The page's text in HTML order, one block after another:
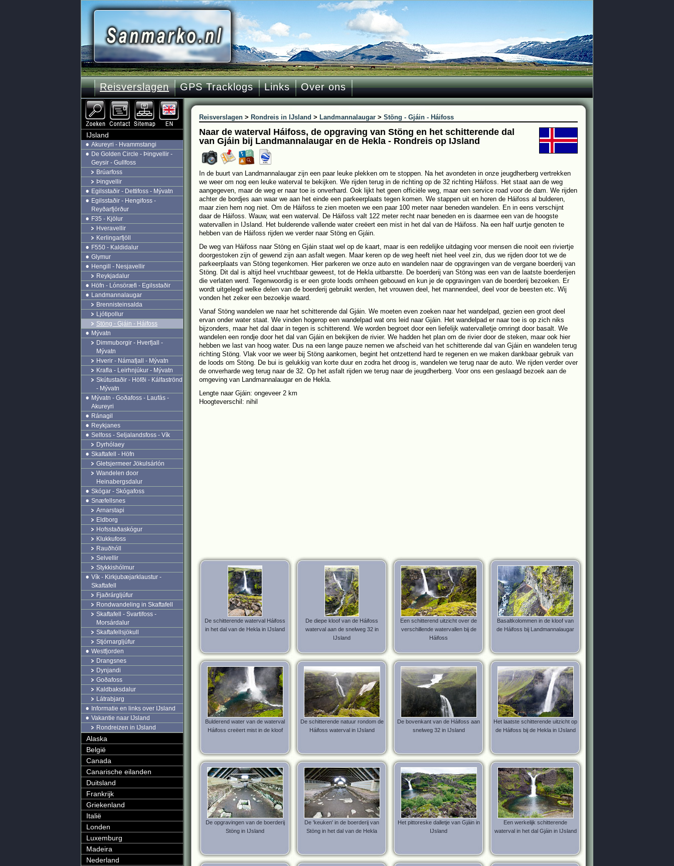
Reisverslagen GPS Tracklogs Links Over ons
Reisverslagen > Rondreis in IJsland > Landmannalaugar > Stöng - Gjáin - Háifoss
Naar de waterval Háifoss, de opgraving van Stöng en het schitterende dal
van Gjáin bij Landmannalaugar en de Hekla - Rondreis op IJsland
In de buurt van Landmannalaugar zijn een paar leuke plekken om te stoppen. Na het avondeten in onze jeugdherberg vertrekken
we weer om nog een leuke waterval te bekijken. We rijden terug in de richting op de 32 richting Háifoss. Het staat aan de weg
aangegeven, maar de weg er naar toe is onverhard. Ook lijkt het geen officiële weg, maar een service road voor de dam. We rijden
achter de bordjes aan waar we aan het einde een parkeerplaats tegen komen. We stappen uit en horen de Háifoss al bulderen,
maar zien hem nog niet. Om de Háifoss te zien moeten we een paar 100 meter naar beneden wandelen. En in eens verschijnt
daar de Háifoss. Wauw, wat een waterval. De Háifoss valt 122 meter recht naar beneden en is daarmee een van de hoogste
watervallen in IJsland. Het bulderende vallende water creëert een mist in het dal van de Háifoss. Na een half uurtje genoten te
hebben van de Háifoss rijden we verder naar Stöng en Gjáin.
De weg van Háifoss naar Stöng en Gjáin staat wel op de kaart, maar is een redelijke uitdaging voor mensen die nooit een riviertje
doorgestoken zijn of gewend zijn aan asfalt wegen. Maar keren op de weg heeft niet heel veel zin, dus we rijden door tot we de
parkeerplaats van Stöng tegenkomen. Hier parkeren we onze auto en wandelen naar de opgravingen van de vergane boerderij van
Stöng. Dit dal is altijd heel vruchtbaar geweest, tot de Hekla uitbarstte. De boerderij van Stöng was een van de laatste boerderijen
die verlaten werd. Tegenwoordig is er een grote loods omheen gebouwd en kun je de opgravingen van de boerderij bezoeken. Er
wordt uitgelegd welke delen van de boerderij gebruikt werden, het vrouwen deel, het mannendeel, deel voor de beesten etc. Wij
vonden het zeker een bezoekje waard.
Vanaf Stöng wandelen we naar het schitterende dal Gjáin. We moeten even zoeken naar het wandelpad, gezien een groot deel
ervan onder water staat. We vinden hogerop een wandelpad wat ons leid naar Gjáin. Het wandelpad er naar toe is op zich niks
bijzonders, maar het dal daar in tegen is schitterend. We worden begroet door een liefelijk watervalletje omringt door basalt. We
wandelen een rondje door het dal van Gjáin en bekijken de rivier. We hadden het plan om de rivier door de steken, maar ook hier
hebben we last van hoog water. Dus na een lange pauze nemen we afscheid van het schitterende dal van Gjáin en wandelen terug
richting Stöng. Vlak voor we weer bij Stöng aankomen, begint het ontzettend hard te regenen en we maken dankbaar gebruik van
de loods om Stöng. De bui is gelukkig van korte duur en zodra het droog is, wandelen we terug naar de auto. We rijden verder over
de onverharde weg terug naar de 32. Op het asfalt rijden we terug naar de jeugdherberg. Voor ons een geslaagd bezoek aan de
omgeving van Landmannalaugar en de Hekla.
Lengte naar Gjáin: ongeveer 2 km
Hoogteverschil: nihil
De schitterende waterval Háifoss
in het dal van de Hekla in IJsland
De diepe kloof van de Háifoss
waterval aan de snelweg 32 in
IJsland
Een schitterend uitzicht over de
verschillende watervallen bij de
Háifoss
Basaltkolommen in de kloof van
de Háifoss bij Landmannalaugar
Bulderend water van de waterval
Háifoss creëert mist in de kloof
De schitterende natuur rondom de
Háifoss waterval in IJsland
De bovenkant van de Háifoss aan
snelweg 32 in IJsland
Het laatste schitterende uitzicht op
de Háifoss bij de Hekla in IJsland
De opgravingen van de boerderij
Stöng in IJsland
De 'keuken' in de boerderij van
Stöng in het dal van de Hekla
Het pittoreske dalletje van Gjáin in
IJsland
Een werkelijk schitterende
waterval in het dal Gjáin in IJsland
IJsland
Akureyri - Hvammstangi
De Golden Circle - Þingvellir -
Geysir - Gullfoss
Brúarfoss
Þingvellir
Egilsstaðir - Dettifoss - Mývatn
Egilsstaðir - Hengifoss -
Reyðarfjörður
F35 - Kjölur
Hveravellir
Kerlingarfjöll
F550 - Kaldidalur
Glymur
Hengill - Nesjavellir
Reykjadalur
Höfn - Lónsöræfi - Egilsstaðir
Landmannalaugar
Brennisteinsalda
Ljótipollur
Stöng - Gjáin - Háifoss
Mývatn
Dimmuborgir - Hverfjall -
Mývatn
Hverir - Námafjall - Mývatn
Krafla - Leirhnjúkur - Mývatn
Skútustaðir - Höfði - Kálfaströnd
- Mývatn
Mývatn - Goðafoss - Laufás -
Akureyri
Ránagil
Reykjanes
Selfoss - Seljalandsfoss - Vík
Dyrhólaey
Skaftafell - Höfn
Gletsjermeer Jökulsárlón
Wandelen door
Heinabergsdalur
Skógar - Skógafoss
Snæfellsnes
Arnarstapi
Eldborg
Hofsstaðaskógur
Klukkufoss
Rauðhóll
Selvellir
Stykkishólmur
Vík - Kirkjubæjarklaustur -
Skaftafell
Fjaðrárgljúfur
Rondwandeling in Skaftafell
Skaftafell - Svartifoss -
Morsárdalur
Skaftafellsjökull
Stjórnargljúfur
Westfjorden
Drangsnes
Dynjandi
Goðafoss
Kaldbaksdalur
Látrabjarg
Informatie en links over IJsland
Vakantie naar IJsland
Rondreizen in IJsland
Alaska
België
Canada
Canarische eilanden
Duitsland
Frankrijk
Griekenland
Italië
Londen
Luxemburg
Madeira
Nederland